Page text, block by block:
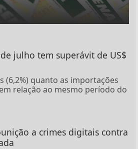
julho tem superávit de US$
(6,2%) quanto as importações
relação ao mesmo período do
a crimes digitais contra